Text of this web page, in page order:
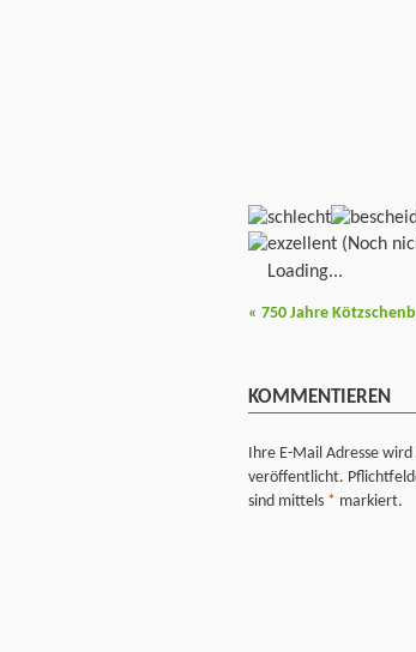
(Noch
Loading...
« 750 Jahre
KOMMENTIEREN
Ihre E-Mail Adresse wird
veröffentlicht.
sind mittels * markiert.